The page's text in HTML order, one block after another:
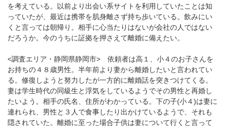
を考えている。以前より出会い系サイトを利用していたことは知
っていたが、最近は携帯を肌身離さず持ち歩いている。飲みにい
くと言っては朝帰り。相手に心当たりはないが会社の人ではない
だろうか。今のうちに証拠を押さえて離婚に備えたい。
<調査エリア・静岡県静岡市> 依頼者は高１、小４のお子さんを
お持ちの４８歳男性。半年前より妻から離婚したいと言われてい
る。修復しようと努力したが一方的に離婚話を突きつけてくる。
妻は学生時代の同級生と浮気をしているようでその男性と再婚し
たいよう。相手の氏名、住所がわかっている。下の子(小４)は妻に
連れられ、男性と３人で食事したり出かけているようで、それも
隠されていた。離婚に至った場合子供は妻について行くと言って